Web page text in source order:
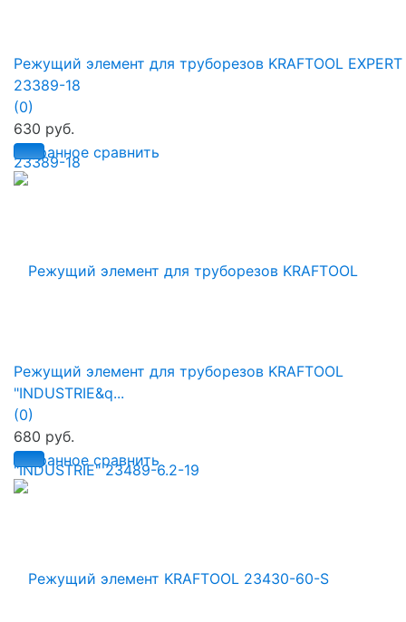
избранное сравнить
Режущий элемент для труборезов KRAFTOOL EXPERT
23389-18
(0)
630 руб.
избранное сравнить
Режущий элемент для труборезов KRAFTOOL
"INDUSTRIE&q...
(0)
680 руб.